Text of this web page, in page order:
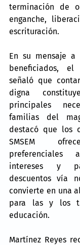
terminación de
enganche,
escrituración.
En su mensaje
beneficiados,
señaló que
digna
principales
familias del
destacó que los
SMSEM
preferenciales
intereses y
descuentos vía
convierte en una
para las y los
educación.
Martínez Reyes